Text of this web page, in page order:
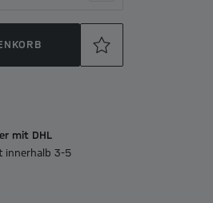
mit DHL
innerhalb 3-5